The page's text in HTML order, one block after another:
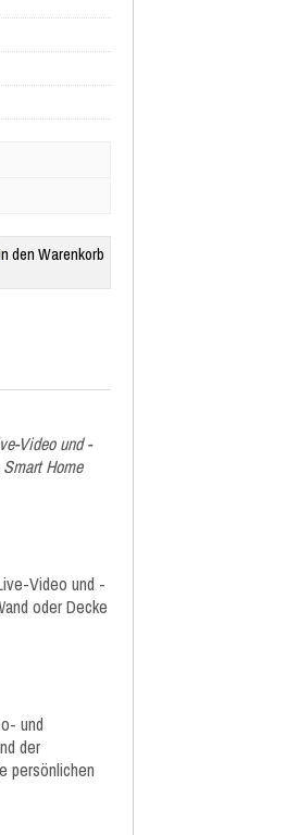
Video und -
Home
Video und -
oder Decke
und
der
persönlichen